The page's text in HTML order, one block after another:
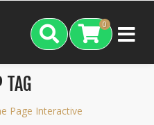
0
TAG
Page Interactive